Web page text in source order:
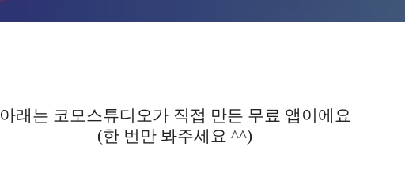
아래는 코모스튜디오가 직접 만든 무료 앱이에요
(한 번만 봐주세요 ^^)